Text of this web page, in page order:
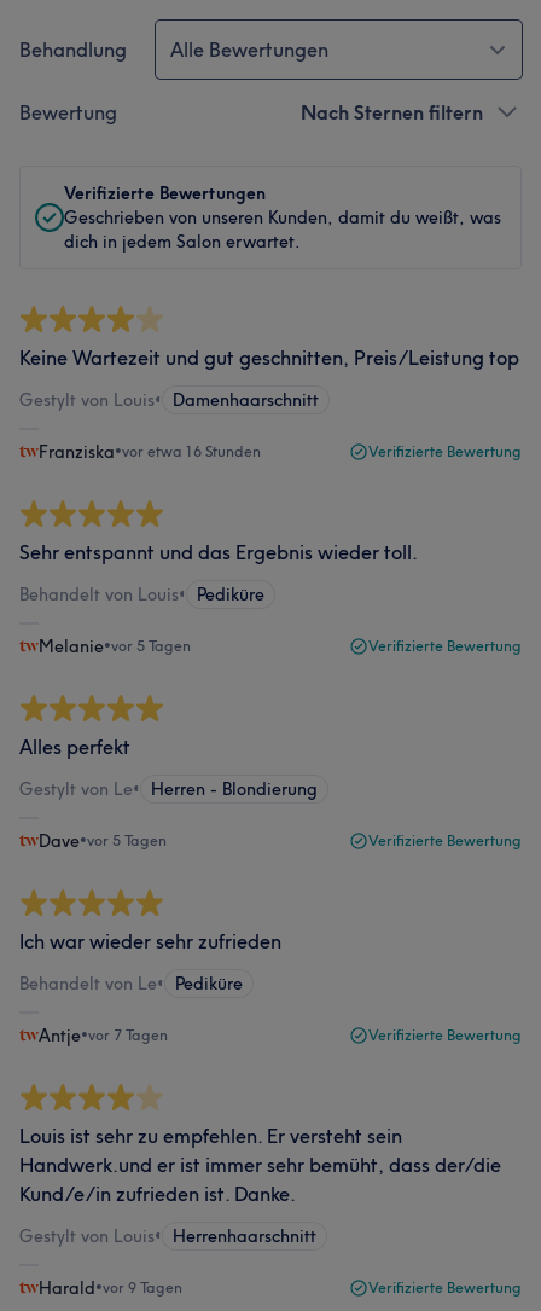
Behandlung Alle Bewertungen
Bewertung Nach Sternen filtern
Verifizierte Bewertungen
Geschrieben von unseren Kunden, damit du weißt, was
dich in jedem Salon erwartet.
Keine Wartezeit und gut geschnitten, Preis/Leistung top
Gestylt von Louis• Damenhaarschnitt
Franziska•vor etwa 16 Stunden Verifizierte Bewertung
Sehr entspannt und das Ergebnis wieder toll.
Behandelt von Louis• Pediküre
Melanie•vor 5 Tagen Verifizierte Bewertung
Alles perfekt
Gestylt von Le• Herren - Blondierung
Dave•vor 5 Tagen Verifizierte Bewertung
Ich war wieder sehr zufrieden
Behandelt von Le• Pediküre
Antje•vor 7 Tagen Verifizierte Bewertung
Louis ist sehr zu empfehlen. Er versteht sein
Handwerk.und er ist immer sehr bemüht, dass der/die
Kund/e/in zufrieden ist. Danke.
Gestylt von Louis• Herrenhaarschnitt
Harald•vor 9 Tagen Verifizierte Bewertung